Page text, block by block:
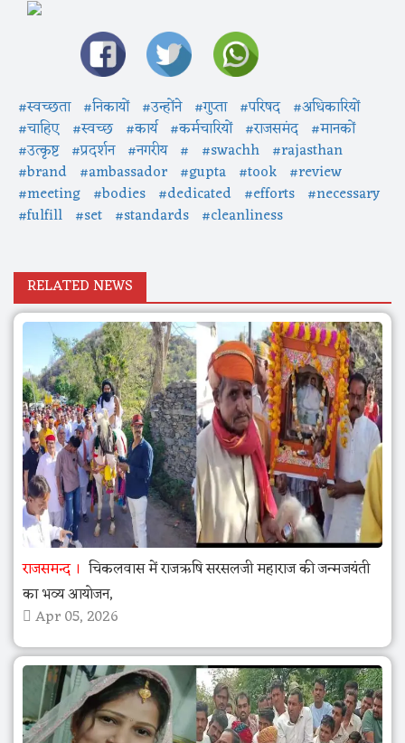
#स्वच्छता #निकायों #उन्होंने #गुप्ता #परिषद #अधिकारियों
#चाहिए #स्वच्छ #कार्य #कर्मचारियों #राजसमंद #मानकों
#उत्कृष्ट #प्रदर्शन #नगरीय # #swachh #rajasthan
#brand #ambassador #gupta #took #review
#meeting #bodies #dedicated #efforts #necessary
#fulfill #set #standards #cleanliness
RELATED NEWS
राजसमन्द
चिकलवास में राजऋषि सरसलजी महाराज की जन्मजयंती
का भव्य आयोजन,
Apr 05, 2026